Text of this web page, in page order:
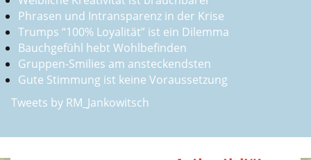
Phrasen und Intransparenz in der Krise
Trumps “100% Loyalität” ist ein Dilemma
Bauchgefühl hebt Wohlbefinden
Gruppen-Smilies am ansteckendsten
Gute Stimmung ist keine Voraussetzung
Tweets by RM_Jankowitsch